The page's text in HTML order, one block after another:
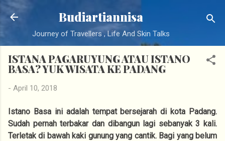
Langsung ke konten utama
Budiartiannisa
Journey of Travellers , Life And Skin Talks
ISTANA PAGARUYUNG ATAU ISTANO
BASA? YUK WISATA KE PADANG
- April 10, 2018
Istano Basa ini adalah tempat bersejarah di kota Padang.
Sudah pernah terbakar dan dibangun lagi sebanyak 3 kali.
Terletak di bawah kaki gunung yang cantik. Bagi yang belum